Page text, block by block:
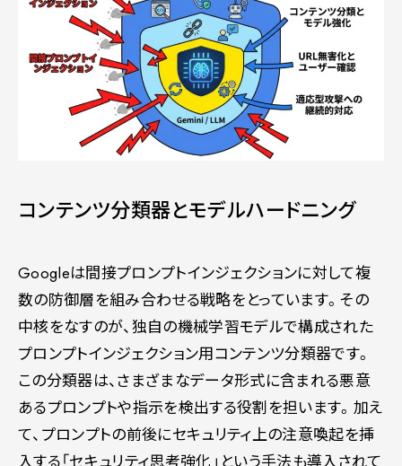
コンテンツ分類器とモデルハードニング
Googleは間接プロンプトインジェクションに対して複
数の防御層を組み合わせる戦略をとっています。その
中核をなすのが、独自の機械学習モデルで構成された
プロンプトインジェクション用コンテンツ分類器です。
この分類器は、さまざまなデータ形式に含まれる悪意
あるプロンプトや指示を検出する役割を担います。加え
て、プロンプトの前後にセキュリティ上の注意喚起を挿
入する「セキュリティ思考強化」という手法も導入されて